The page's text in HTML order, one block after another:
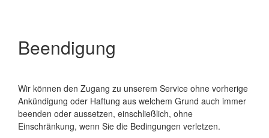
Beendigung
Wir können den Zugang zu unserem Service ohne vorherige
Ankündigung oder Haftung aus welchem Grund auch immer
beenden oder aussetzen, einschließlich, ohne
Einschränkung, wenn Sie die Bedingungen verletzen.